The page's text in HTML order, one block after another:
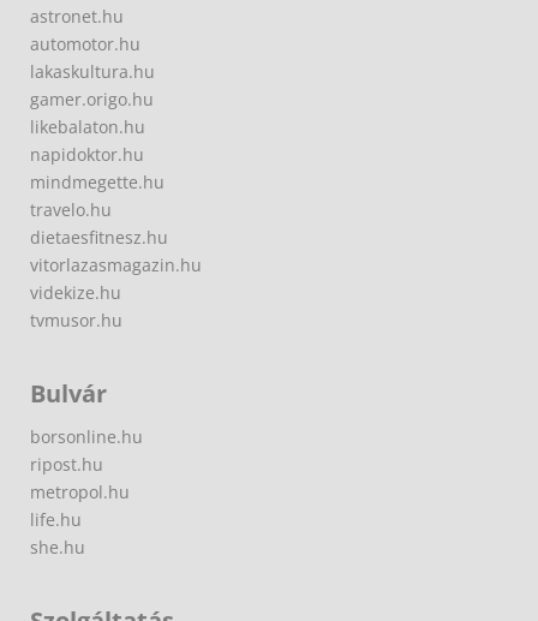
astronet.hu
automotor.hu
lakaskultura.hu
gamer.origo.hu
likebalaton.hu
napidoktor.hu
mindmegette.hu
travelo.hu
dietaesfitnesz.hu
vitorlazasmagazin.hu
videkize.hu
tvmusor.hu
Bulvár
borsonline.hu
ripost.hu
metropol.hu
life.hu
she.hu